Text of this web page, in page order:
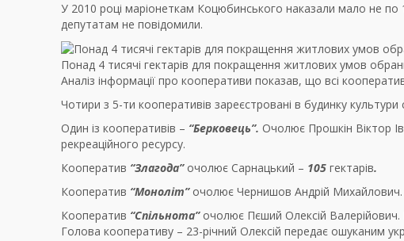
У 2010 році маріонеткам Коцюбинського наказали мало не по
депутатам не повідомили.
Понад 4 тисячі гектарів для покращення житлових умов
Аналіз інформації про кооперативи показав, що всі
Чотири з 5-ти кооперативів зареєстровані в будинку
Один із кооперативів – “Берковець”. Очолює Прошкін Віктор
рекреаційного ресурсу.
Кооператив “Злагода”очолює Сарнацький – 105 гектарів.
Кооператив “Моноліт”очолює Чернишов Андрій
Кооператив “Спільнота” очолює Пєший Олексій
Голова кооперативу – 23-річний Олексій передає ошуканим